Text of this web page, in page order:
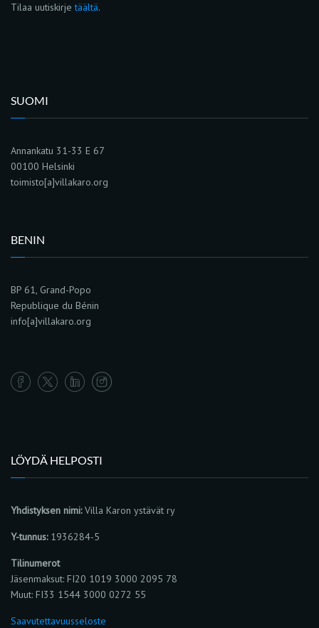
Tilaa uutiskirjetäältä.
SUOMI
Annankatu 31-33 E 67
00100 Helsinki
toimisto[a]villakaro.org
BENIN
BP 61, Grand-Popo
Republique du Bénin
info[a]villakaro.org
LÖYDÄ HELPOSTI
Yhdistyksen nimi:Villa Karon ystävät ry
Y-tunnus:1936284-5
Tilinumerot
Jäsenmaksut: FI20 1019 3000 2095 78
Muut: FI33 1544 3000 0272 55
Saavutettavuusseloste